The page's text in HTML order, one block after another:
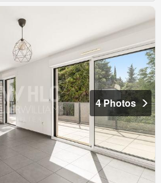
4 Photos